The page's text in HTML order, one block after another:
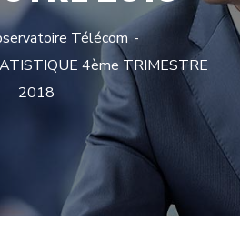
Télécom
4ème TRIMESTRE
2018